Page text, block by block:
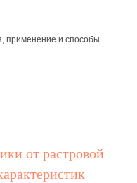
применение и способы
от растровой